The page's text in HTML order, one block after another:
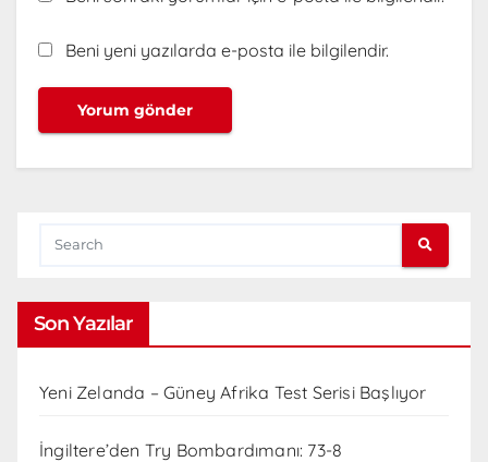
Beni yeni yazılarda e-posta ile bilgilendir.
Son Yazılar
Yeni Zelanda – Güney Afrika Test Serisi Başlıyor
İngiltere’den Try Bombardımanı: 73-8